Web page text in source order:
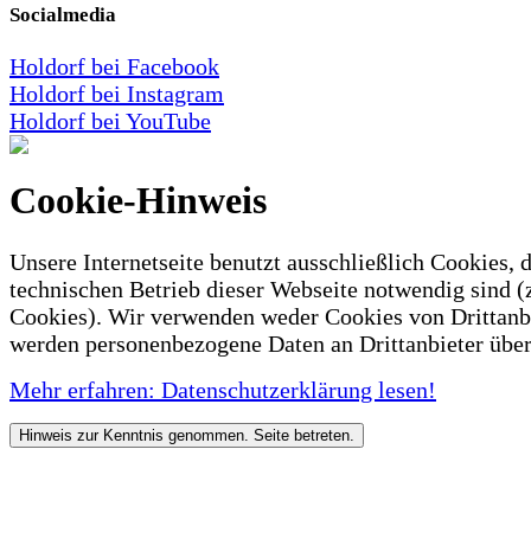
Socialmedia
Holdorf bei Facebook
Holdorf bei Instagram
Holdorf bei YouTube
Cookie-Hinweis
Unsere Internetseite benutzt ausschließlich Cookies,
technischen Betrieb dieser Webseite notwendig sind
Cookies). Wir verwenden weder Cookies von
werden personenbezogene Daten an Drittanbieter
Mehr erfahren: Datenschutzerklärung lesen!
Hinweis zur Kenntnis genommen. Seite betreten.